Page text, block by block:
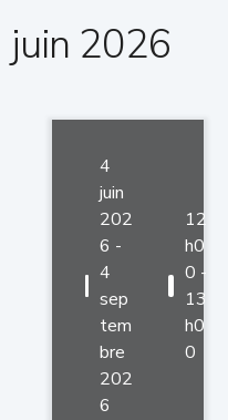
juin 2026
4
juin
202
6 -
4
sep
tem
bre
202
6
12
h0
0 -
13
h0
0